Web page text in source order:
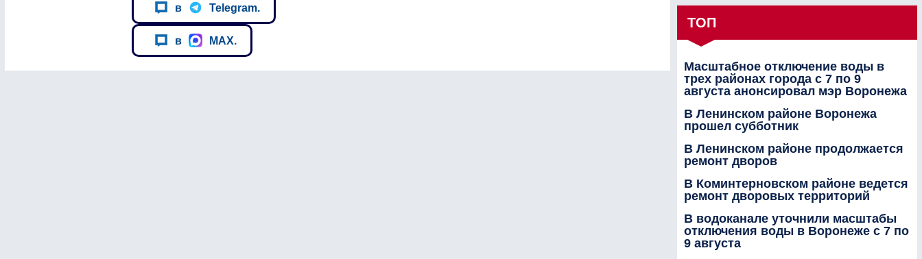
в Telegram.
в MAX.
ТОП
Масштабное отключение воды в
трех районах города с 7 по 9
августа анонсировал мэр Воронежа
В Ленинском районе Воронежа
прошел субботник
В Ленинском районе продолжается
ремонт дворов
В Коминтерновском районе ведется
ремонт дворовых территорий
В водоканале уточнили масштабы
отключения воды в Воронеже с 7 по
9 августа